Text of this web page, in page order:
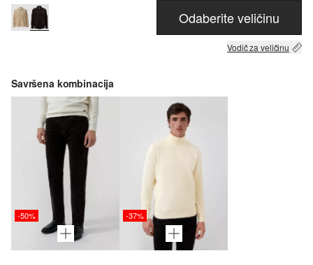
Odaberite veličinu
Vodič za veličinu
Savršena kombinacija
-50% -37%